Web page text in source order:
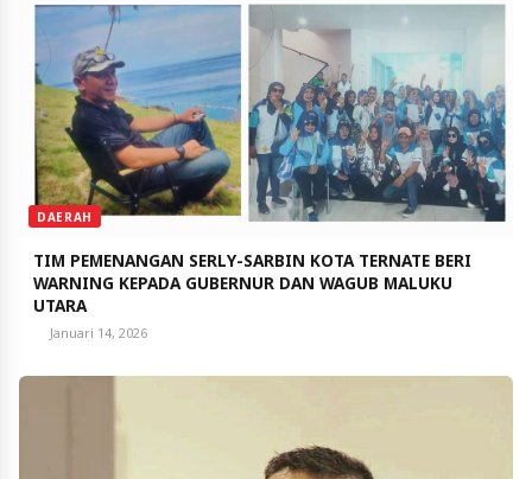
DAERAH
TIM PEMENANGAN SERLY-SARBIN KOTA TERNATE BERI
WARNING KEPADA GUBERNUR DAN WAGUB MALUKU
UTARA
Januari 14, 2026